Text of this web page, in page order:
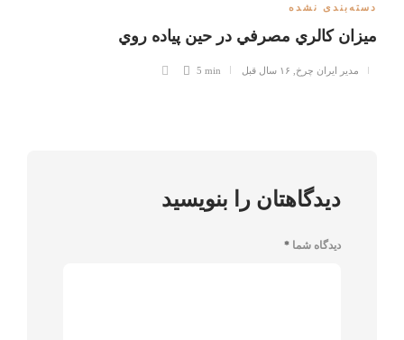
دسته‌بندی نشده
ميزان کالري مصرفي در حين پياده روي
مدیر ایران چرخ ۱۶ سال قبل 5 min
دیدگاهتان را بنویسید
دیدگاه شما *